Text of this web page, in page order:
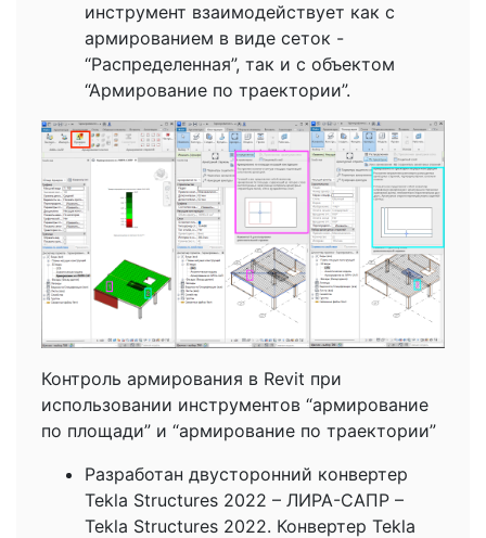
инструмент взаимодействует как с
армированием в виде сеток -
“Распределенная”, так и с объектом
“Армирование по траектории”.
Контроль армирования в Revit при
использовании инструментов “армирование
по площади” и “армирование по траектории”
Разработан двусторонний конвертер
Tekla Structures 2022 – ЛИРА-САПР –
Tekla Structures 2022. Конвертер Tekla